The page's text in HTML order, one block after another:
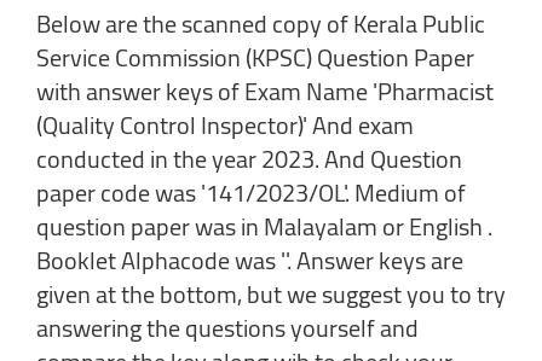
Below are the scanned copy of Kerala Public
Service Commission (KPSC) Question Paper
with answer keys of Exam Name 'Pharmacist
(Quality Control Inspector)' And exam
conducted in the year 2023. And Question
paper code was '141/2023/OL'. Medium of
question paper was in Malayalam or English .
Booklet Alphacode was ''. Answer keys are
given at the bottom, but we suggest you to try
answering the questions yourself and